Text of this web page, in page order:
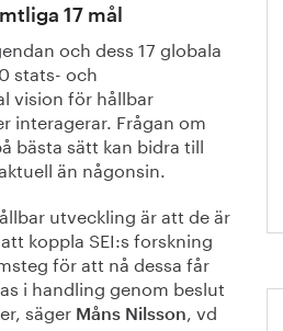
17 mål
och dess 17 globala
stats- och
vision för hållbar
interagerar. Frågan om
bästa sätt kan bidra till
än någonsin.
utveckling är att de är
koppla SEI:s forskning
för att nå dessa får
i handling genom beslut
säger Måns Nilsson, vd